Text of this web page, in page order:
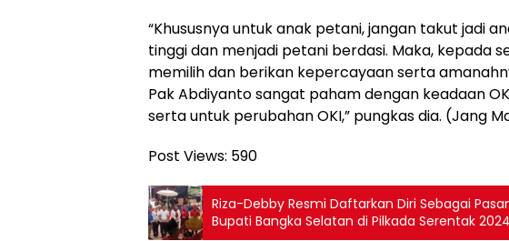
“Khususnya untuk anak petani, jangan takut jadi
tinggi dan menjadi petani berdasi. Maka, kepada
memilih dan berikan kepercayaan serta
Pak Abdiyanto sangat paham dengan keadaan
serta untuk perubahan OKI,” pungkas dia. (Jang
Post Views: 590
Riza-Debby Resmi Daftarkan Diri Sebagai
Bupati Bangka Selatan di Pilkada Serentak 2024